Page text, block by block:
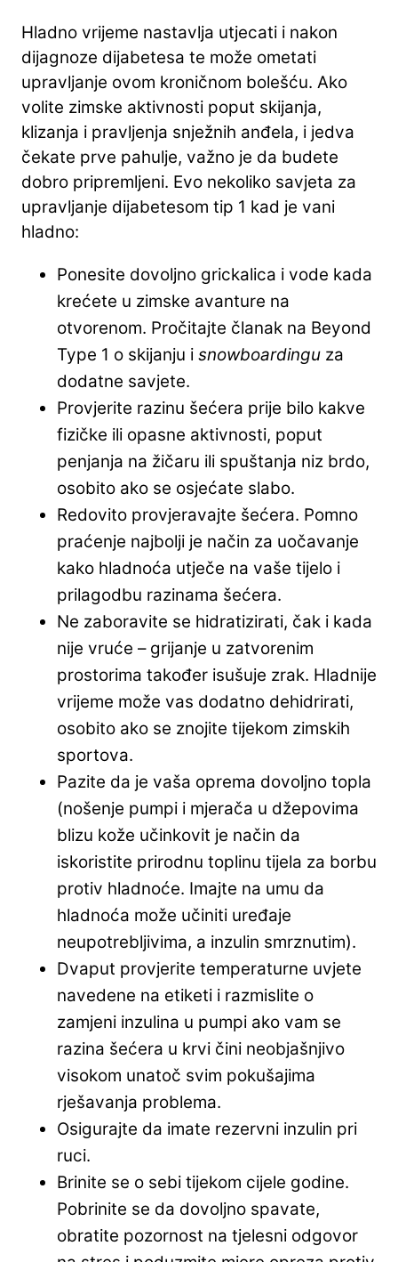
Hladno vrijeme nastavlja utjecati i nakon
dijagnoze dijabetesa te može ometati
upravljanje ovom kroničnom bolešću. Ako
volite zimske aktivnosti poput skijanja,
klizanja i pravljenja snježnih anđela, i jedva
čekate prve pahulje, važno je da budete
dobro pripremljeni. Evo nekoliko savjeta za
upravljanje dijabetesom tip 1 kad je vani
hladno:
Ponesite dovoljno grickalica i vode kada
krećete u zimske avanture na
otvorenom. Pročitajte članak na Beyond
Type 1 o skijanju i snowboardingu za
dodatne savjete.
Provjerite razinu šećera prije bilo kakve
fizičke ili opasne aktivnosti, poput
penjanja na žičaru ili spuštanja niz brdo,
osobito ako se osjećate slabo.
Redovito provjeravajte šećera. Pomno
praćenje najbolji je način za uočavanje
kako hladnoća utječe na vaše tijelo i
prilagodbu razinama šećera.
Ne zaboravite se hidratizirati, čak i kada
nije vruće – grijanje u zatvorenim
prostorima također isušuje zrak. Hladnije
vrijeme može vas dodatno dehidrirati,
osobito ako se znojite tijekom zimskih
sportova.
Pazite da je vaša oprema dovoljno topla
(nošenje pumpi i mjerača u džepovima
blizu kože učinkovit je način da
iskoristite prirodnu toplinu tijela za borbu
protiv hladnoće. Imajte na umu da
hladnoća može učiniti uređaje
neupotrebljivima, a inzulin smrznutim).
Dvaput provjerite temperaturne uvjete
navedene na etiketi i razmislite o
zamjeni inzulina u pumpi ako vam se
razina šećera u krvi čini neobjašnjivo
visokom unatoč svim pokušajima
rješavanja problema.
Osigurajte da imate rezervni inzulin pri
ruci.
Brinite se o sebi tijekom cijele godine.
Pobrinite se da dovoljno spavate,
obratite pozornost na tjelesni odgovor